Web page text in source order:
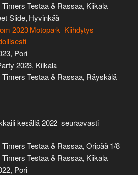
Testaa & Rassaa, Kiikala
Slide, Hyvinkää
2023 Motopark Kiihdytys
Pori
2023, Kiikala
Testaa & Rassaa, Räyskälä
kesällä 2022 seuraavasti
Testaa & Rassaa, Oripää 1/8
Testaa & Rassaa, Kiikala
Pori